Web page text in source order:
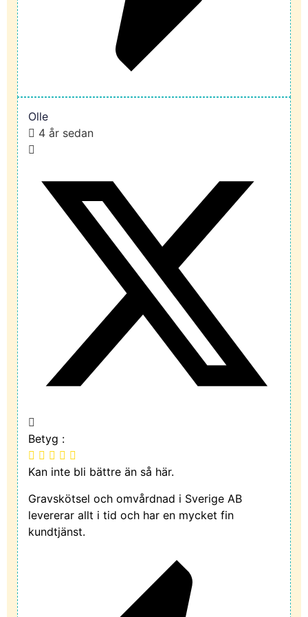
Olle
4 år sedan
Betyg :
Kan inte bli bättre än så här.
Gravskötsel och omvårdnad i Sverige AB
levererar allt i tid och har en mycket fin
kundtjänst.